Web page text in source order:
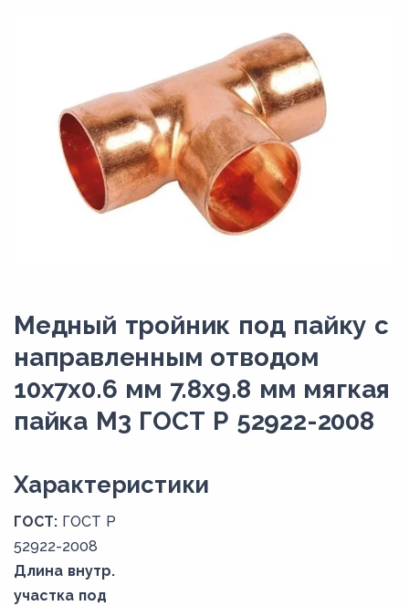
Медный тройник под пайку с
направленным отводом
10х7х0.6 мм 7.8х9.8 мм мягкая
пайка М3 ГОСТ Р 52922-2008
Xарактеристики
ГОСТ: ГОСТ Р
52922-2008
Длина внутр.
участка под